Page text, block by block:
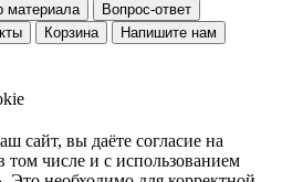
материала
Вопрос-ответ
Корзина
Напишите нам
cайт, вы даёте согласие на
том числе и с использованием